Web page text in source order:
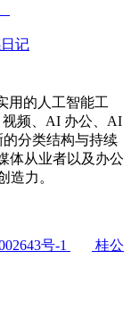
记
用的人工智能工
频、AI 办公、AI
分类结构与持续
体从业者以及办公
造力。
号-1
桂公